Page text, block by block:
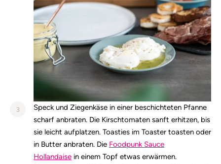
3
Speck und Ziegenkäse in einer beschichteten Pfanne
scharf anbraten. Die Kirschtomaten sanft erhitzen, bis
sie leicht aufplatzen. Toasties im Toaster toasten oder
in Butter anbraten. Die Foodpunk Sauce
Hollandaise in einem Topf etwas erwärmen.